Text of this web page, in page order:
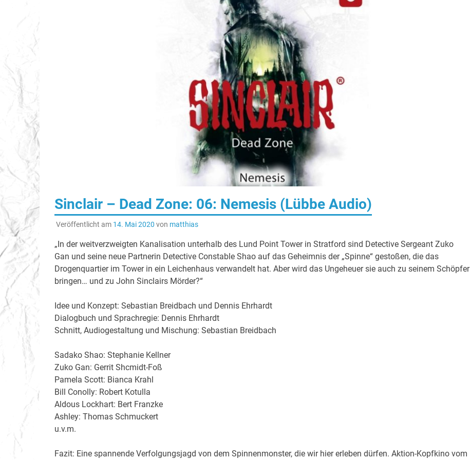
Sinclair – Dead Zone: 06: Nemesis (Lübbe Audio)
Veröffentlicht am 14. Mai 2020 von matthias
„In der weitverzweigten Kanalisation unterhalb des Lund Point Tower in Stratford sind Detective Sergeant Zuko
Gan und seine neue Partnerin Detective Constable Shao auf das Geheimnis der „Spinne“ gestoßen, die das
Drogenquartier im Tower in ein Leichenhaus verwandelt hat. Aber wird das Ungeheuer sie auch zu seinem Schöpfer
bringen… und zu John Sinclairs Mörder?“
Idee und Konzept: Sebastian Breidbach und Dennis Ehrhardt
Dialogbuch und Sprachregie: Dennis Ehrhardt
Schnitt, Audiogestaltung und Mischung: Sebastian Breidbach
Sadako Shao: Stephanie Kellner
Zuko Gan: Gerrit Shcmidt-Foß
Pamela Scott: Bianca Krahl
Bill Conolly: Robert Kotulla
Aldous Lockhart: Bert Franzke
Ashley: Thomas Schmuckert
u.v.m.
Fazit: Eine spannende Verfolgungsjagd von dem Spinnenmonster, die wir hier erleben dürfen. Aktion-Kopfkino vom